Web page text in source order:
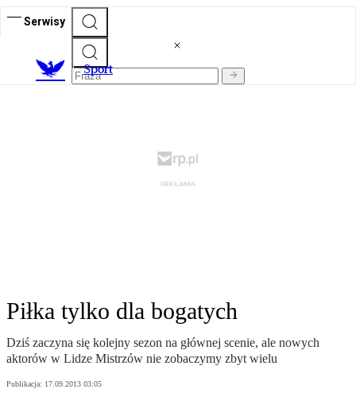
Serwisy
Sport
Piłka tylko dla bogatych
Dziś zaczyna się kolejny sezon na głównej scenie, ale nowych
aktorów w Lidze Mistrzów nie zobaczymy zbyt wielu
Publikacja: 17.09.2013 03:05